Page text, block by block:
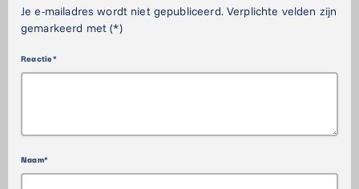
Je e-mailadres wordt niet gepubliceerd. Verplichte velden zijn
gemarkeerd met (*)
Reactie*
Naam*